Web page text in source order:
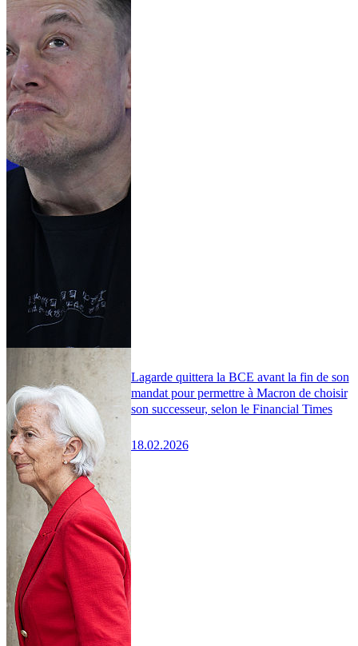
Lagarde quittera la BCE avant la fin de son
mandat pour permettre à Macron de choisir
son successeur, selon le Financial Times
18.02.2026